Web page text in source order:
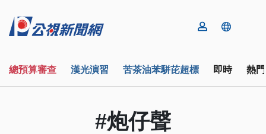
總預算審查 漢光演習 苦茶油苯駢芘超標 即時 熱
#炮仔聲